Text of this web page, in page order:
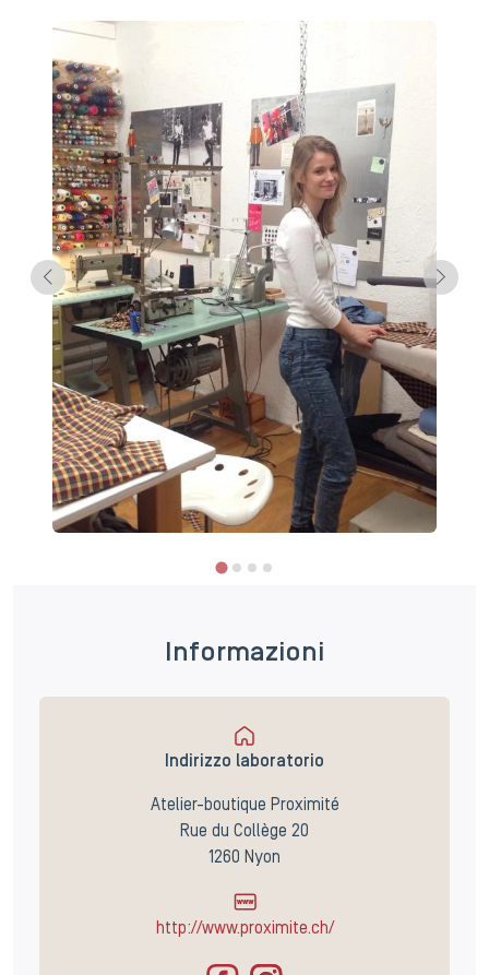
Informazioni
Indirizzo laboratorio
Atelier-boutique Proximité
Rue du Collège 20
1260 Nyon
http://www.proximite.ch/